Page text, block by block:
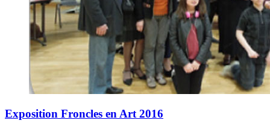
Exposition Froncles en Art 2016